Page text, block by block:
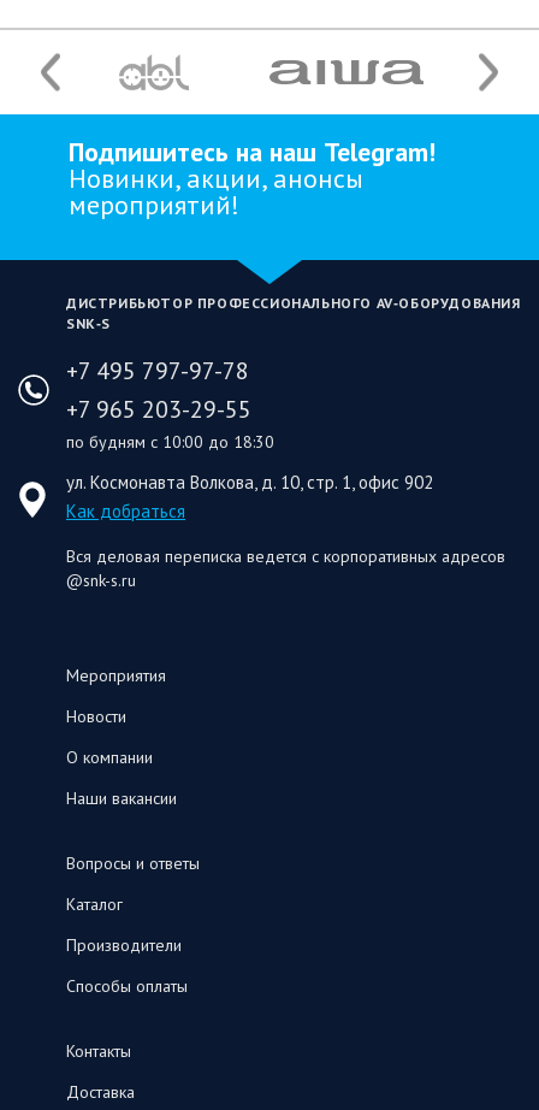
Подпишитесь на наш Telegram!
Новинки, акции, анонсы
мероприятий!
ДИСТРИБЬЮТОР ПРОФЕССИОНАЛЬНОГО AV‑ОБОРУДОВАНИЯ
SNK‑S
+7 495 797-97-78
+7 965 203-29-55
по будням с 10:00 до 18:30
ул. Космонавта Волкова, д. 10, стр. 1, офис 902
Как добраться
Вся деловая переписка ведется с корпоративных адресов
@snk-s.ru
Мероприятия
Новости
О компании
Наши вакансии
Вопросы и ответы
Каталог
Производители
Способы оплаты
Контакты
Доставка